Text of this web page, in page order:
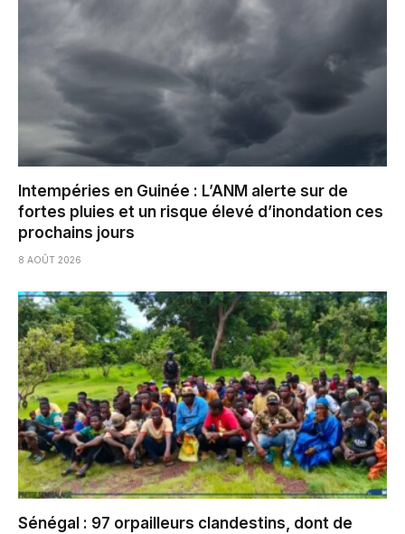
Intempéries en Guinée : L’ANM alerte sur de
fortes pluies et un risque élevé d’inondation ces
prochains jours
8 AOÛT 2026
Sénégal : 97 orpailleurs clandestins, dont de